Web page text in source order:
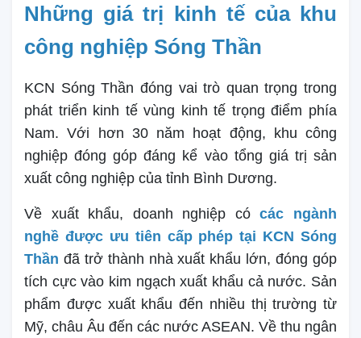
Những giá trị kinh tế của khu
công nghiệp Sóng Thần
KCN Sóng Thần đóng vai trò quan trọng trong
phát triển kinh tế vùng kinh tế trọng điểm phía
Nam. Với hơn 30 năm hoạt động, khu công
nghiệp đóng góp đáng kể vào tổng giá trị sản
xuất công nghiệp của tỉnh Bình Dương.
Về xuất khẩu, doanh nghiệp cócác ngành
nghề được ưu tiên cấp phép tại KCN Sóng
Thần đã trở thành nhà xuất khẩu lớn, đóng góp
tích cực vào kim ngạch xuất khẩu cả nước. Sản
phẩm được xuất khẩu đến nhiều thị trường từ
Mỹ, châu Âu đến các nước ASEAN. Về thu ngân